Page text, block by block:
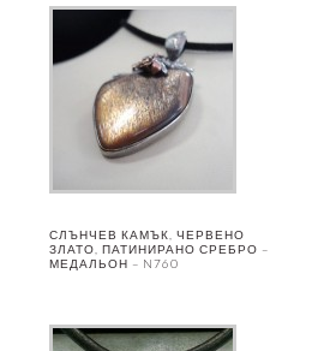
СЛЪНЧЕВ КАМЪК, ЧЕРВЕНО
ЗЛАТО, ПАТИНИРАНО СРЕБРО –
МЕДАЛЬОН – N760